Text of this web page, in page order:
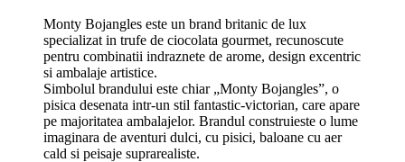
Monty Bojangles este un brand britanic de lux
specializat in trufe de ciocolata gourmet, recunoscute
pentru combinatii indraznete de arome, design excentric
si ambalaje artistice.
Simbolul brandului este chiar „Monty Bojangles”, o
pisica desenata intr-un stil fantastic-victorian, care apare
pe majoritatea ambalajelor. Brandul construieste o lume
imaginara de aventuri dulci, cu pisici, baloane cu aer
cald si peisaje suprarealiste.